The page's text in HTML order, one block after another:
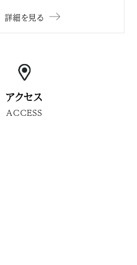
詳細を見る
アクセス
ACCESS